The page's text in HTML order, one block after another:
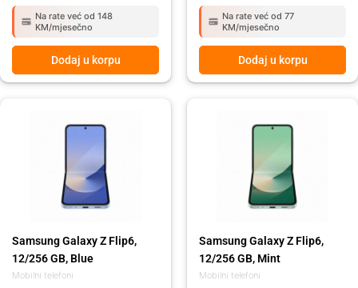
Na rate već od 148
KM/mjesečno
Dodaj u korpu
Na rate već od 77
KM/mjesečno
Dodaj u korpu
Mobilni telefoni
Samsung Galaxy Z Flip6,
12/256 GB, Blue
Mobilni telefoni
Samsung Galaxy Z Flip6,
12/256 GB, Mint